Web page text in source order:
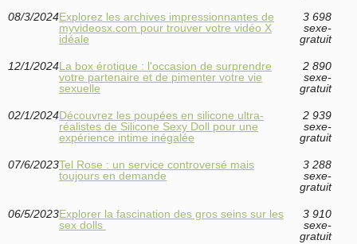
08/3/2024Explorez les archives impressionnantes de
myvideosx.com pour trouver votre vidéo X
idéale
3 698
sexe-
gratuit
12/1/2024La box érotique : l'occasion de surprendre
votre partenaire et de pimenter votre vie
sexuelle
2 890
sexe-
gratuit
02/1/2024Découvrez les poupées en silicone ultra-
réalistes de Silicone Sexy Doll pour une
expérience intime inégalée
2 939
sexe-
gratuit
07/6/2023Tel Rose : un service controversé mais
toujours en demande
3 288
sexe-
gratuit
06/5/2023Explorer la fascination des gros seins sur les
sex dolls
3 910
sexe-
gratuit